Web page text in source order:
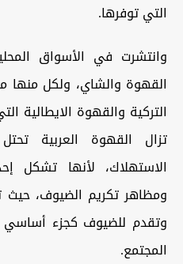
التي توفرها.
وانتشرت في الأسواق
القهوة والشاي، ولكل منها
التركية والقهوة الايطالية
تزال القهوة العربية
الاستهلاك، لأنها تشكل
ومظاهر تكريم الضيوف، حيث
وتقدم للضيوف كجزء أساسي
المجتمع.